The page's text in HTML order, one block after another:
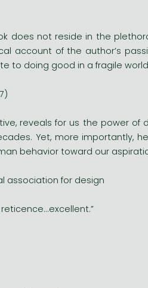
does not reside in the
account of the author’s
to doing good in a fragile
reveals for us the power
Yet, more importantly,
behavior toward our
association for design